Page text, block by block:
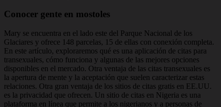
Conocer gente en mostoles
Mary se encuentra en el lado este del Parque Nacional de los
Glaciares y ofrece 148 parcelas, 15 de ellas con conexión completa.
En este artículo, exploraremos qué es una aplicación de citas para
transexuales, cómo funciona y algunas de las mejores opciones
disponibles en el mercado. Otra ventaja de las citas transexuales es
la apertura de mente y la aceptación que suelen caracterizar estas
relaciones. Otra gran ventaja de los sitios de citas gratis en EE.UU.
es la privacidad que ofrecen. Un sitio de citas en Nigeria es una
plataforma en línea que permite a los nigerianos y a personas de